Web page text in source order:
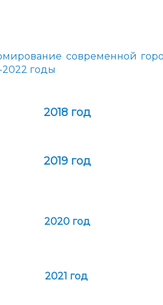
современной
2022 годы
2018 год
2019 год
2020 год
2021 год